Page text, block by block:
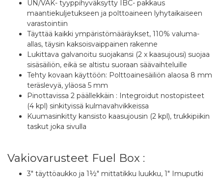
UN/VAK- tyyppihyväksytty IBC- pakkaus
maantiekuljetukseen ja polttoaineen lyhytaikaiseen
varastointiin
Täyttää kaikki ympäristömääräykset, 110% valuma-
allas, täysin kaksoisvaippainen rakenne
Lukittava galvanoitu suojakansi (2 x kaasujousi) suojaa
sisäsäiliön, eikä se altistu suoraan säävaihteluille
Tehty kovaan käyttöön: Polttoainesäiliön alaosa 8 mm
teräslevyä, yläosa 5 mm
Pinottavissa 2 päällekkäin : Integroidut nostopisteet
(4 kpl) sinkityissä kulmavahvikkeissa
Kuumasinkitty kansisto kaasujousin (2 kpl), trukkipiikin
taskut joka sivulla
Vakiovarusteet Fuel Box :
3" täyttöaukko ja 1½" mittatikku luukku, 1" Imuputki